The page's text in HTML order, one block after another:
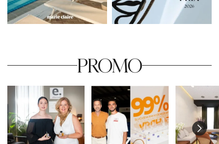
PROMO